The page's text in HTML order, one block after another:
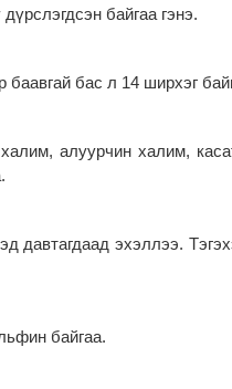
байгаа гэнэ.
баавгай бас л 14 ширхэг
алуурчин халим,
давтагдаад эхэллээ.
байгаа.